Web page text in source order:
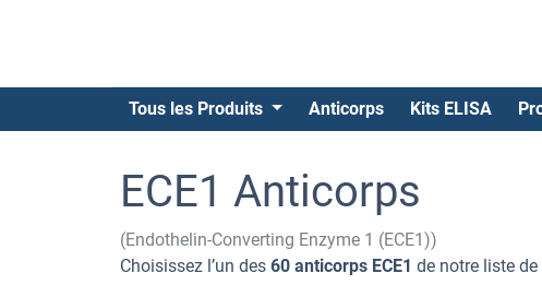
Tous les Produits Anticorps Kits ELISA
ECE1 Anticorps
(Endothelin-Converting Enzyme 1 (ECE1))
Choisissez l’un des 60 anticorps ECE1 de notre liste